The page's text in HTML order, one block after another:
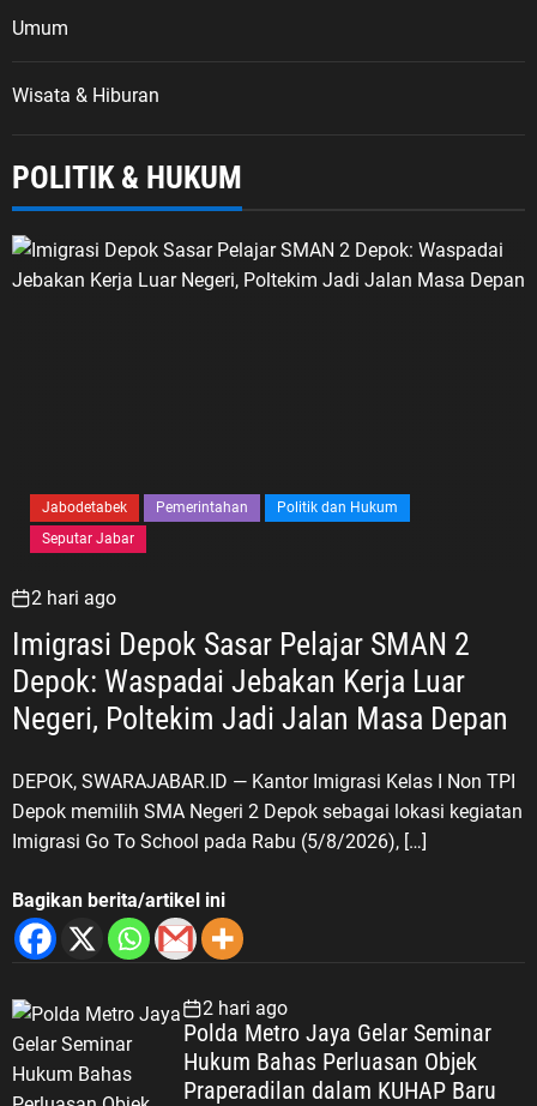
Umum
Wisata & Hiburan
POLITIK & HUKUM
Jabodetabek Pemerintahan
Politik dan Hukum
Seputar Jabar
2 hari ago
Imigrasi Depok Sasar Pelajar SMAN 2
Depok: Waspadai Jebakan Kerja Luar
DEPOK, SWARAJABAR.ID — Kantor Imigrasi Kelas I Non TPI
Depok memilih SMA Negeri 2 Depok sebagai lokasi kegiatan
Imigrasi Go To School pada Rabu (5/8/2026), […]
Bagikan berita/artikel ini
2 hari ago
Polda Metro Jaya Gelar Seminar
Hukum Bahas Perluasan Objek
Praperadilan dalam KUHAP Baru